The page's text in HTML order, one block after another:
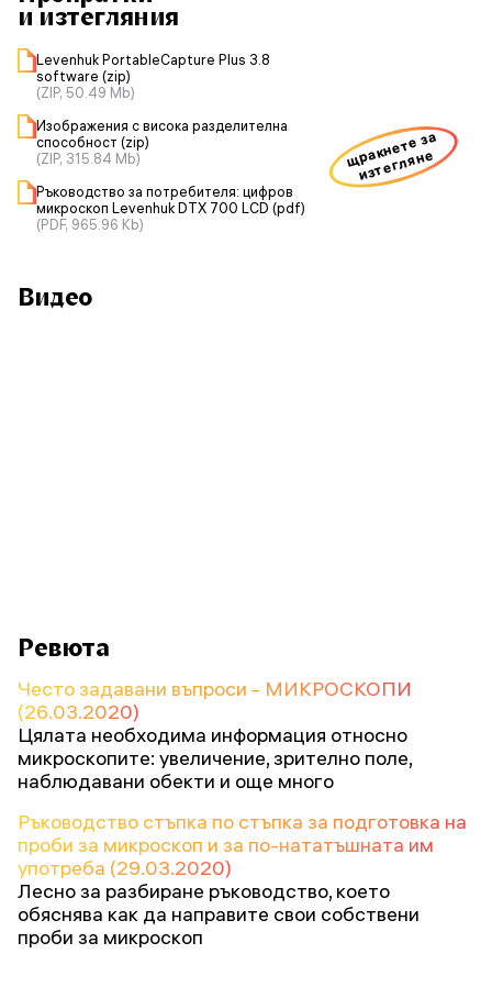
и изтегляния
Levenhuk PortableCapture Plus 3.8
software (zip)
(ZIP, 50.49 Mb)
Изображения с висока разделителна
способност (zip)
(ZIP, 315.84 Mb)
Ръководство за потребителя: цифров
микроскоп Levenhuk DTX 700 LCD (pdf)
(PDF, 965.96 Kb)
щракнете за
изтегляне
Видео
Ревюта
Често задавани въпроси - МИКРОСКОПИ
(26.03.2020)
Цялата необходима информация относно
микроскопите: увеличение, зрително поле,
наблюдавани обекти и още много
Ръководство стъпка по стъпка за подготовка на
проби за микроскоп и за по-нататъшната им
употреба (29.03.2020)
Лесно за разбиране ръководство, което
обяснява как да направите свои собствени
проби за микроскоп